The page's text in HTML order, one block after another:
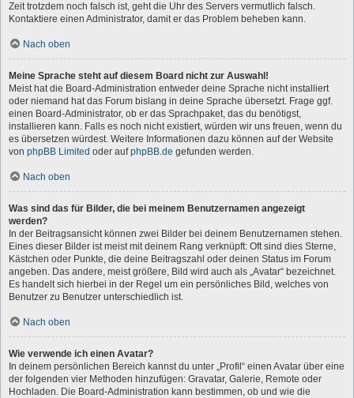
Zeit trotzdem noch falsch ist, geht die Uhr des Servers vermutlich falsch.
Kontaktiere einen Administrator, damit er das Problem beheben kann.
Nach oben
Meine Sprache steht auf diesem Board nicht zur Auswahl!
Meist hat die Board-Administration entweder deine Sprache nicht installiert
oder niemand hat das Forum bislang in deine Sprache übersetzt. Frage ggf.
einen Board-Administrator, ob er das Sprachpaket, das du benötigst,
installieren kann. Falls es noch nicht existiert, würden wir uns freuen, wenn du
es übersetzen würdest. Weitere Informationen dazu können auf der Website
von phpBB Limited oder aufphpBB.de gefunden werden.
Nach oben
Was sind das für Bilder, die bei meinem Benutzernamen angezeigt
werden?
In der Beitragsansicht können zwei Bilder bei deinem Benutzernamen stehen.
Eines dieser Bilder ist meist mit deinem Rang verknüpft: Oft sind dies Sterne,
Kästchen oder Punkte, die deine Beitragszahl oder deinen Status im Forum
angeben. Das andere, meist größere, Bild wird auch als „Avatar“ bezeichnet.
Es handelt sich hierbei in der Regel um ein persönliches Bild, welches von
Benutzer zu Benutzer unterschiedlich ist.
Nach oben
Wie verwende ich einen Avatar?
In deinem persönlichen Bereich kannst du unter „Profil“ einen Avatar über eine
der folgenden vier Methoden hinzufügen: Gravatar, Galerie, Remote oder
Hochladen. Die Board-Administration kann bestimmen, ob und wie die